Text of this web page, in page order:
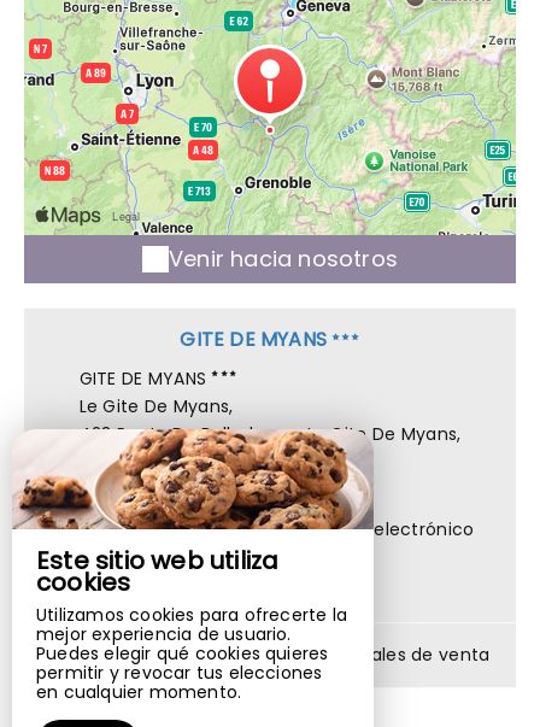
Este sitio web utiliza
cookies
Utilizamos cookies para ofrecerte la
mejor experiencia de usuario.
Puedes elegir qué cookies quieres
permitir y revocar tus elecciones
en cualquier momento.
Venir hacia nosotros
GITE DE MYANS
GITE DE MYANS
Le Gite De Myans,
423 Route De Belledonne, Le Gite De Myans,
73800 MYANS - FRANCE
+33 6 12 18 47 06
Ponerse en contacto por correo electrónico
Notas legales | Condiciones generales de venta